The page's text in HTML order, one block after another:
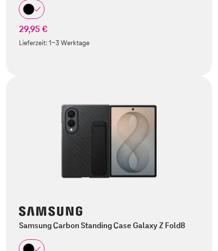
29,95 €
Lieferzeit:1-3 Werktage
Samsung Carbon Standing Case Galaxy Z Fold8